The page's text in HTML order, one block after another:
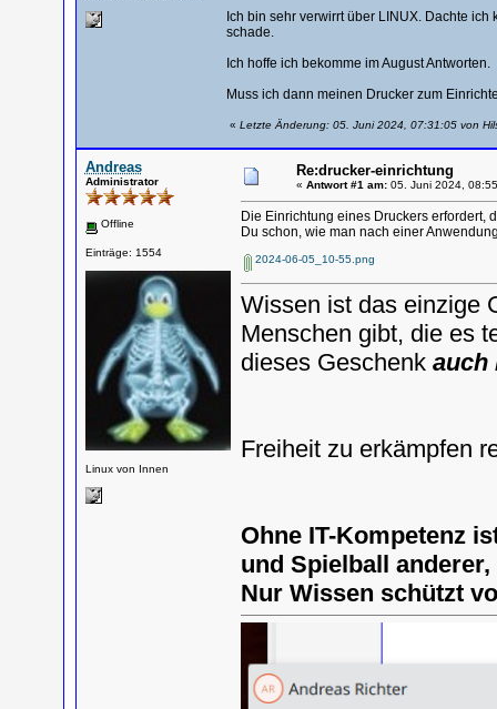
Ich bin sehr verwirrt über LINUX. Dachte
schade.
Ich hoffe ich bekomme im August Antworten.
Muss ich dann meinen Drucker zum
« Letzte Änderung: 05. Juni 2024, 07:31:05 von
Andreas
Administrator
Offline
Einträge: 1554
Linux von Innen
Re:drucker-einrichtung
« Antwort #1 am:05. Juni 2024,
Die Einrichtung eines Druckers erfordert,
Du schon, wie man nach einer
2024-06-05_10-55.png
Wissen ist das einzige
Menschen gibt, die es
dieses Geschenk auch
Freiheit zu erkämpfen
Ohne IT-Kompetenz
und Spielball
Nur Wissen schützt